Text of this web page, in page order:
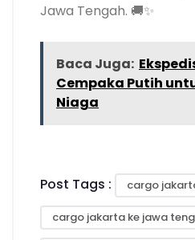
Jawa Tengah. 🚚✨
Baca Juga:
Cempaka Putih
Niaga
Post Tags : cargo
cargo jakarta ke jawa